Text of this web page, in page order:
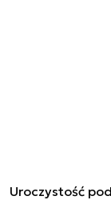
Uroczystość